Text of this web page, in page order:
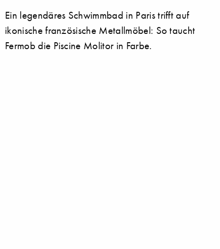
Ein legendäres Schwimmbad in Paris trifft auf
ikonische französische Metallmöbel: So taucht
Fermob die Piscine Molitor in Farbe.